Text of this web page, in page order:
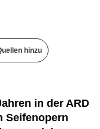
hinzu
in der ARD
Seifenopern